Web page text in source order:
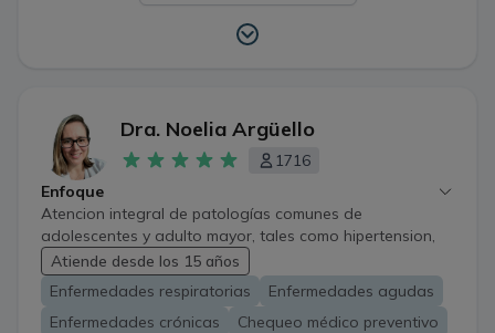
Dra. Noelia Argüello
1716
Enfoque
Atencion integral de patologías comunes de
adolescentes y adulto mayor, tales como hipertension,
diabetes, obesidad, alergias, problemas digestivos,
respiratorios y neurologicos a fin de a lograr oportuno
diagnostico, tratamiento y derivacion si corresponde.
Atiende desde los 15 años
Enfermedades respiratorias
Enfermedades agudas
Enfermedades crónicas
Chequeo médico preventivo